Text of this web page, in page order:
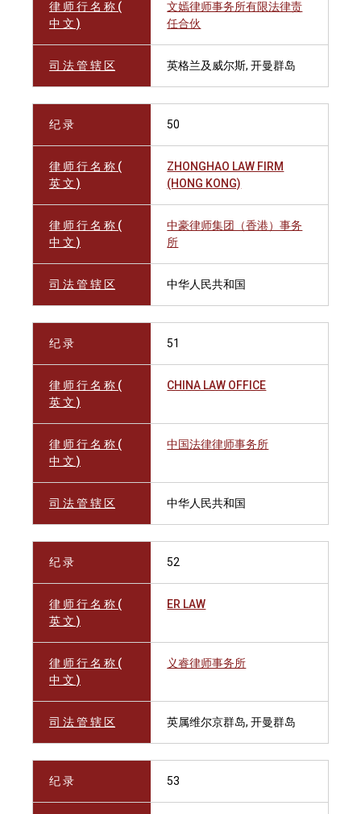
律 师 行 名 称 (
中 文 )
文嫣律师事务所有限法律责
任合伙
司 法 管 辖 区 英格兰及威尔斯, 开曼群岛
纪 录 50
律 师 行 名 称 (
英 文 )
ZHONGHAO LAW FIRM
(HONG KONG)
律 师 行 名 称 (
中 文 )
中豪律师集团（香港）事务
所
司 法 管 辖 区 中华人民共和国
纪 录 51
律 师 行 名 称 (
英 文 )
CHINA LAW OFFICE
律 师 行 名 称 (
中 文 )
中国法律律师事务所
司 法 管 辖 区 中华人民共和国
纪 录 52
律 师 行 名 称 (
英 文 )
ER LAW
律 师 行 名 称 (
中 文 )
义睿律师事务所
司 法 管 辖 区 英属维尔京群岛, 开曼群岛
纪 录 53